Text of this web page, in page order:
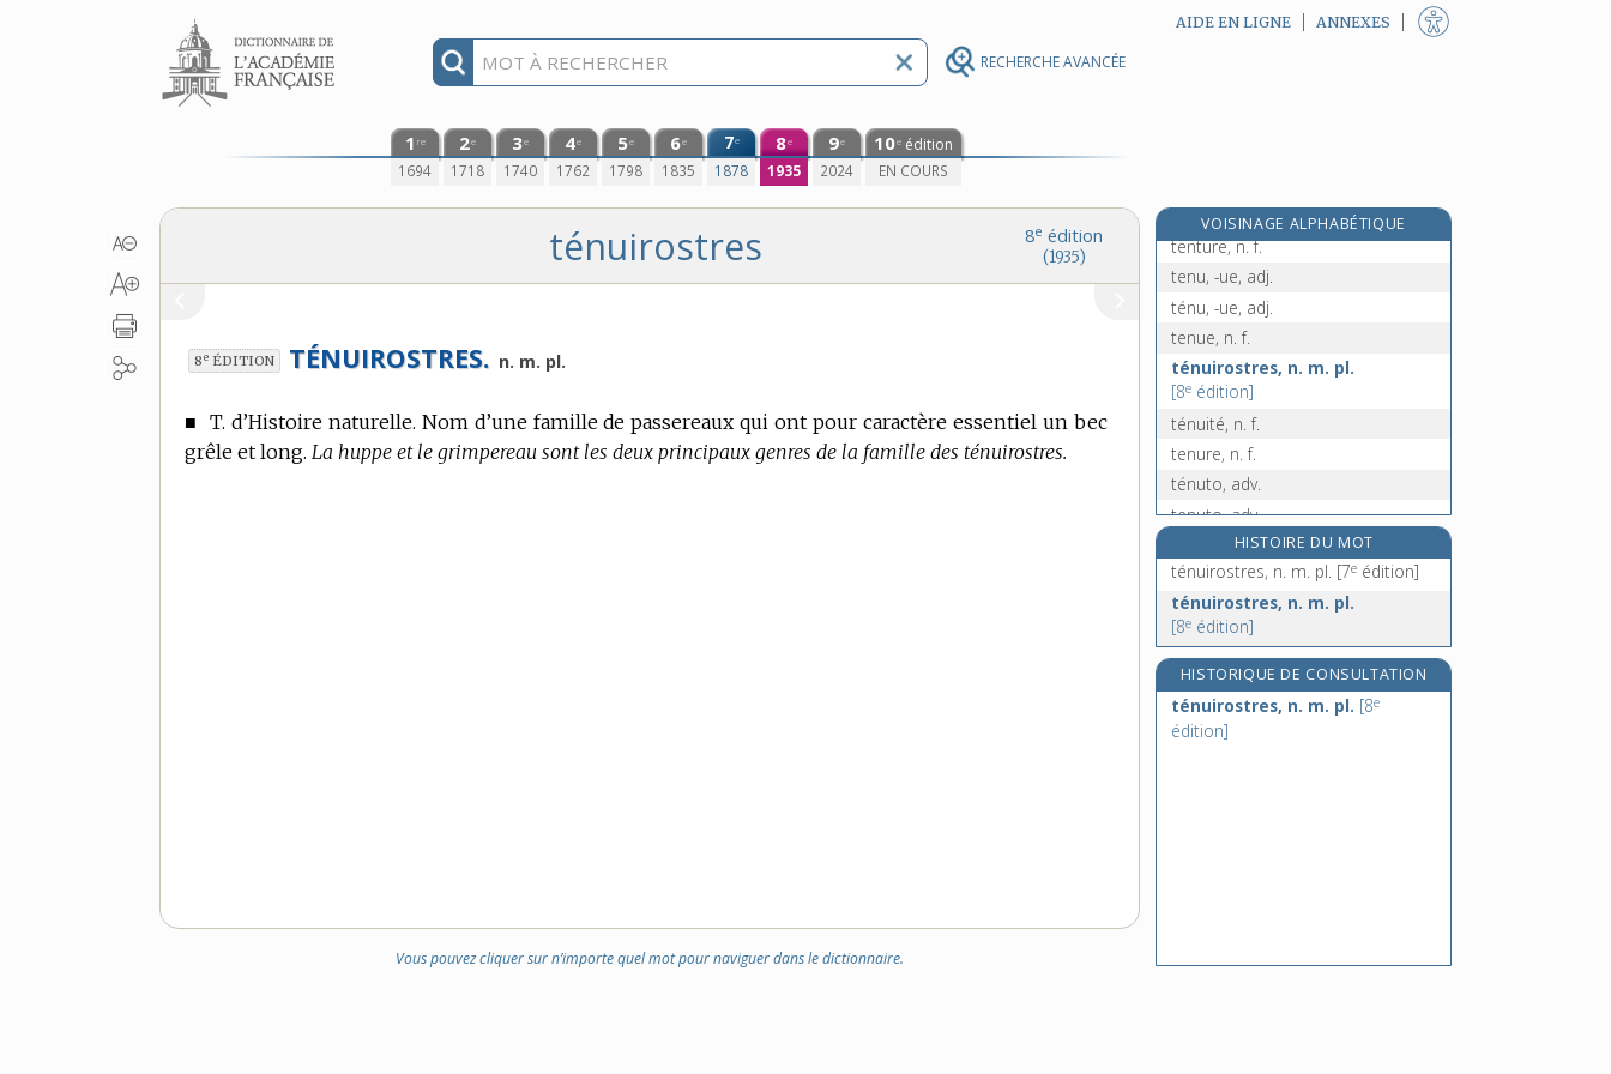
RECHERCHE AVANCÉE
Aller au contenu AIDE EN LIGNE ANNEXES
1 re
1694
2e
1718
3e
1740
4e
1762
5e
1798
6e
1835
7e
1878
8e
1935
9e
2024
10e édition
EN COURS
8e édition
(1935)
ténuirostres
8e ÉDITION TÉNUIROSTRES. n. m. pl.
■ T. d’Histoire naturelle. Nom d’une famille de passereaux qui ont pour caractère essentiel un bec
grêle et long. La huppe et le grimpereau sont les deux principaux genres de la famille des ténuirostres.
Vous pouvez cliquer sur n’importe quel mot pour naviguer dans le dictionnaire.
VOISINAGE ALPHABÉTIQUE
tenthrède, n. f.
tenture, n. f.
tenu, -ue, adj.
ténu, -ue, adj.
tenue, n. f.
ténuirostres, n. m. pl.
[8e édition]
ténuité, n. f.
tenure, n. f.
ténuto, adv.
tenuto, adv.
tenve, adj.[1reédition]
téocalli, n. m.
téorbe, n. m.
tépale, n. m.
téphilim, n. m.
HISTOIRE DU MOT
ténuirostres, n. m. pl. [7e édition]
ténuirostres, n. m. pl.
[8e édition]
HISTORIQUE DE CONSULTATION
ténuirostres, n. m. pl. [8e
édition]